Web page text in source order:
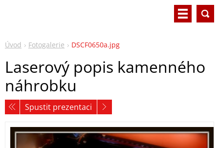
Úvod Fotogalerie DSCF0650a.jpg
Laserový popis kamenného
náhrobku
Spustit prezentaci